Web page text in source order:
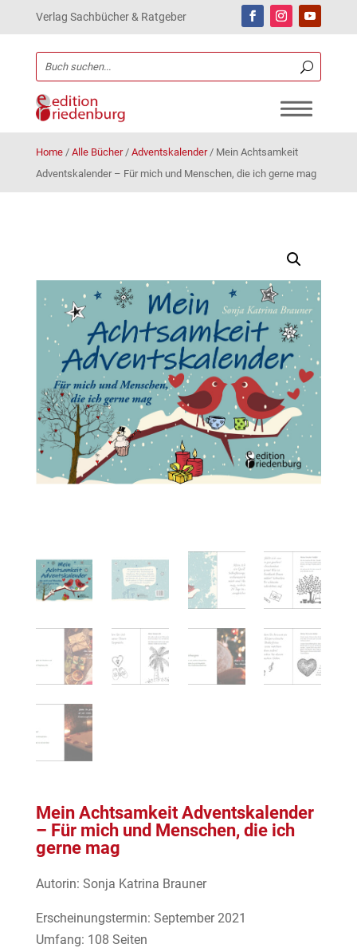
Verlag Sachbücher & Ratgeber
Home/ Alle Bücher/ Adventskalender/ Mein Achtsamkeit
Adventskalender – Für mich und Menschen, die ich gerne mag
Mein Achtsamkeit Adventskalender
– Für mich und Menschen, die ich
gerne mag
Autorin: Sonja Katrina Brauner
Erscheinungstermin: September 2021
Umfang: 108 Seiten